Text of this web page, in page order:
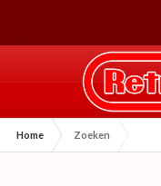
Home Zoeken